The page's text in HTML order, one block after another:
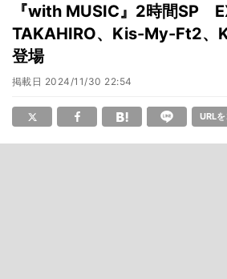
『with MUSIC』2時間SP
TAKAHIRO、Kis-My-Ft2、
登場
掲載日 2024/11/30 22:54
URL